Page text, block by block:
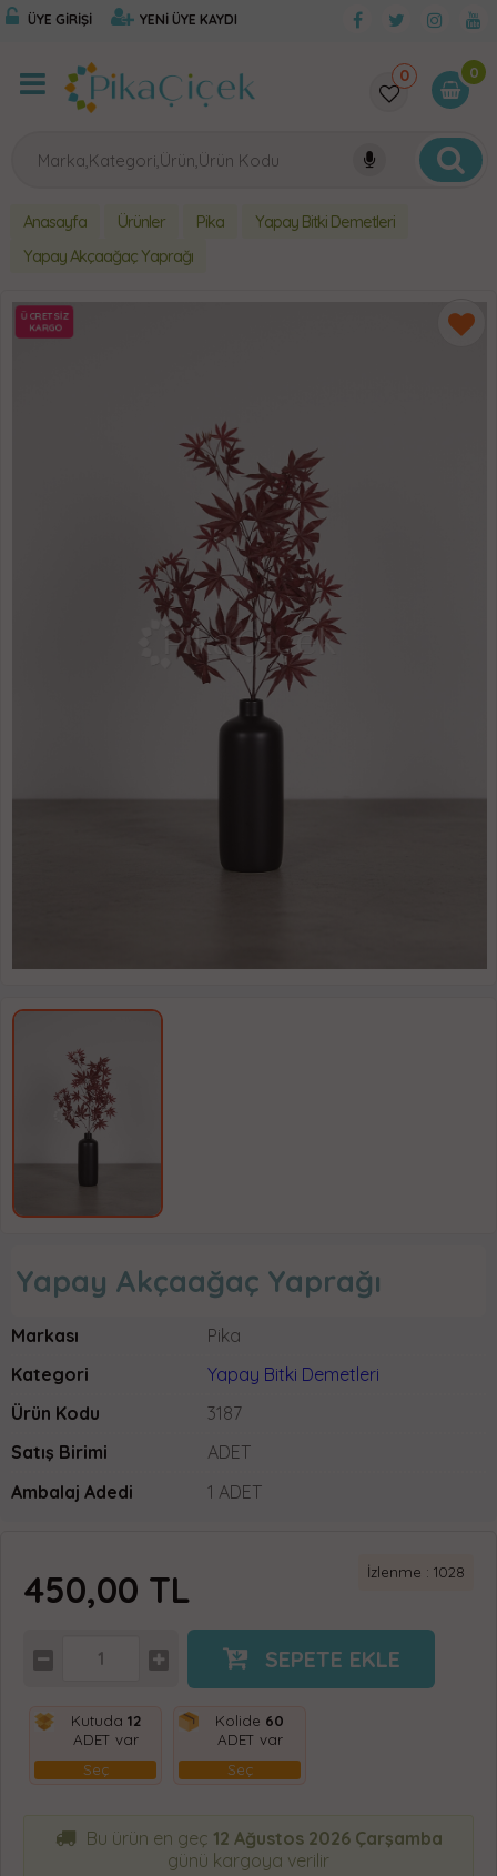
YENİ ÜYE KAYDI
ÜYE GİRİŞİ
0 0
Anasayfa Ürünler Pika
Yapay Bitki Demetleri
Yapay Akçaağaç Yaprağı
ÜCRETSİZ
KARGO
Yapay Akçaağaç Yaprağı
Markası
Pika
Kategori
Yapay Bitki Demetleri
Ürün Kodu
3187
Satış Birimi
ADET
Ambalaj Adedi
1 ADET
İzlenme : 1028
450,00 TL
SEPETE EKLE
Kutuda 12
ADET var
Seç
Kolide 60
ADET var
Seç
Bu ürün en geç 12 Ağustos 2026 Çarşamba
günü kargoya verilir